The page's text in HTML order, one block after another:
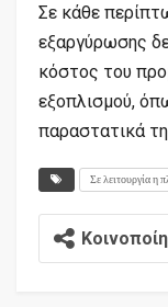
Σε κάθε
εξαργύρωσης
κόστος του
εξοπλισμού,
παραστατικά
Σε λειτουργία η